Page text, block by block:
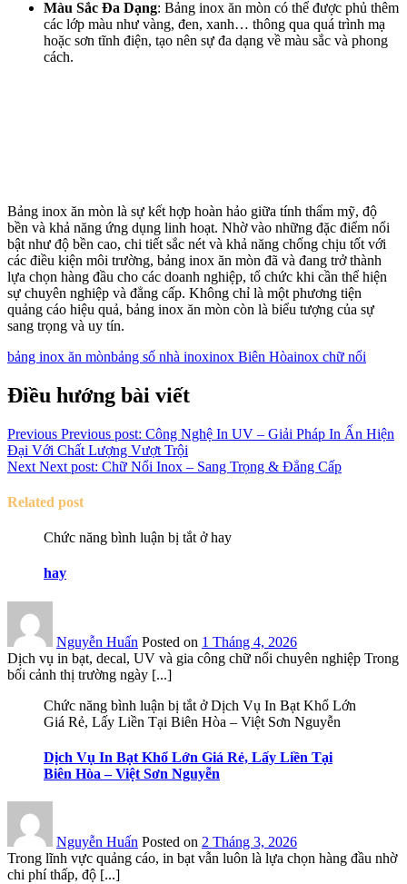
Màu Sắc Đa Dạng: Bảng inox ăn mòn có thể được phủ thêm
các lớp màu như vàng, đen, xanh… thông qua quá trình mạ
hoặc sơn tĩnh điện, tạo nên sự đa dạng về màu sắc và phong
cách.
Bảng inox ăn mòn là sự kết hợp hoàn hảo giữa tính thẩm mỹ, độ
bền và khả năng ứng dụng linh hoạt. Nhờ vào những đặc điểm nổi
bật như độ bền cao, chi tiết sắc nét và khả năng chống chịu tốt với
các điều kiện môi trường, bảng inox ăn mòn đã và đang trở thành
lựa chọn hàng đầu cho các doanh nghiệp, tổ chức khi cần thể hiện
sự chuyên nghiệp và đẳng cấp. Không chỉ là một phương tiện
quảng cáo hiệu quả, bảng inox ăn mòn còn là biểu tượng của sự
sang trọng và uy tín.
bảng inox ăn mònbảng số nhà inoxinox Biên Hòainox chữ nổi
Điều hướng bài viết
Previous Previous post: Công Nghệ In UV – Giải Pháp In Ấn Hiện
Đại Với Chất Lượng Vượt Trội
Next Next post: Chữ Nổi Inox – Sang Trọng & Đẳng Cấp
Related post
Chức năng bình luận bị tắt ở hay
hay
Nguyễn Huấn Posted on 1 Tháng 4, 2026
Dịch vụ in bạt, decal, UV và gia công chữ nổi chuyên nghiệp Trong
bối cảnh thị trường ngày [...]
Chức năng bình luận bị tắt ở Dịch Vụ In Bạt Khổ Lớn
Giá Rẻ, Lấy Liền Tại Biên Hòa – Việt Sơn Nguyễn
Dịch Vụ In Bạt Khổ Lớn Giá Rẻ, Lấy Liền Tại
Biên Hòa – Việt Sơn Nguyễn
Nguyễn Huấn Posted on 2 Tháng 3, 2026
Trong lĩnh vực quảng cáo, in bạt vẫn luôn là lựa chọn hàng đầu nhờ
chi phí thấp, độ [...]